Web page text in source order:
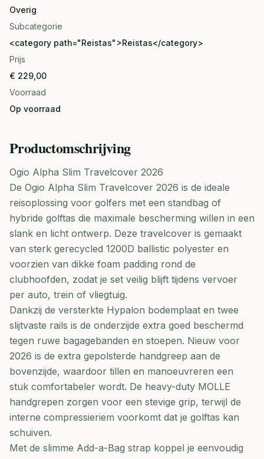
Overig
Subcategorie
<category path="Reistas">Reistas</category>
Prijs
€ 229,00
Voorraad
Op voorraad
Productomschrijving
Ogio Alpha Slim Travelcover 2026
De Ogio Alpha Slim Travelcover 2026 is de ideale
reisoplossing voor golfers met een standbag of
hybride golftas die maximale bescherming willen in een
slank en licht ontwerp. Deze travelcover is gemaakt
van sterk gerecycled 1200D ballistic polyester en
voorzien van dikke foam padding rond de
clubhoofden, zodat je set veilig blijft tijdens vervoer
per auto, trein of vliegtuig.
Dankzij de versterkte Hypalon bodemplaat en twee
slijtvaste rails is de onderzijde extra goed beschermd
tegen ruwe bagagebanden en stoepen. Nieuw voor
2026 is de extra gepolsterde handgreep aan de
bovenzijde, waardoor tillen en manoeuvreren een
stuk comfortabeler wordt. De heavy-duty MOLLE
handgrepen zorgen voor een stevige grip, terwijl de
interne compressieriem voorkomt dat je golftas kan
schuiven.
Met de slimme Add-a-Bag strap koppel je eenvoudig